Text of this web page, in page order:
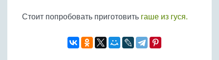
Стоит попробовать приготовить гаше из гуся.